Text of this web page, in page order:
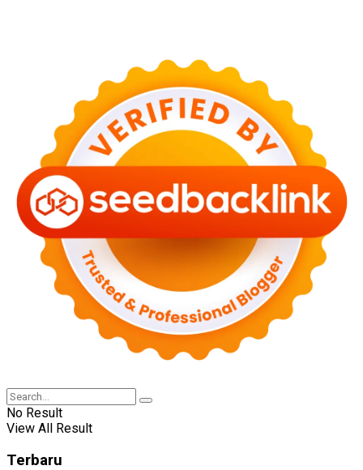
No Result
View All Result
Terbaru